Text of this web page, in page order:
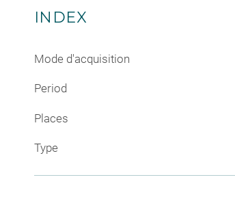
INDEX
Mode d'acquisition
Period
Places
Type